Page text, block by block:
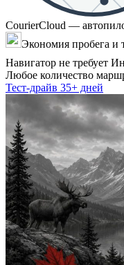
CourierCloud —
Экономия пробега и
Навигатор не требует
Любое количество
Тест-драйв 35+ дней